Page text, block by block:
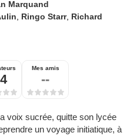
Marquand
Ringo Starr, Richard
Mes amis
--
voix sucrée, quitte son lycée
un voyage initiatique, à